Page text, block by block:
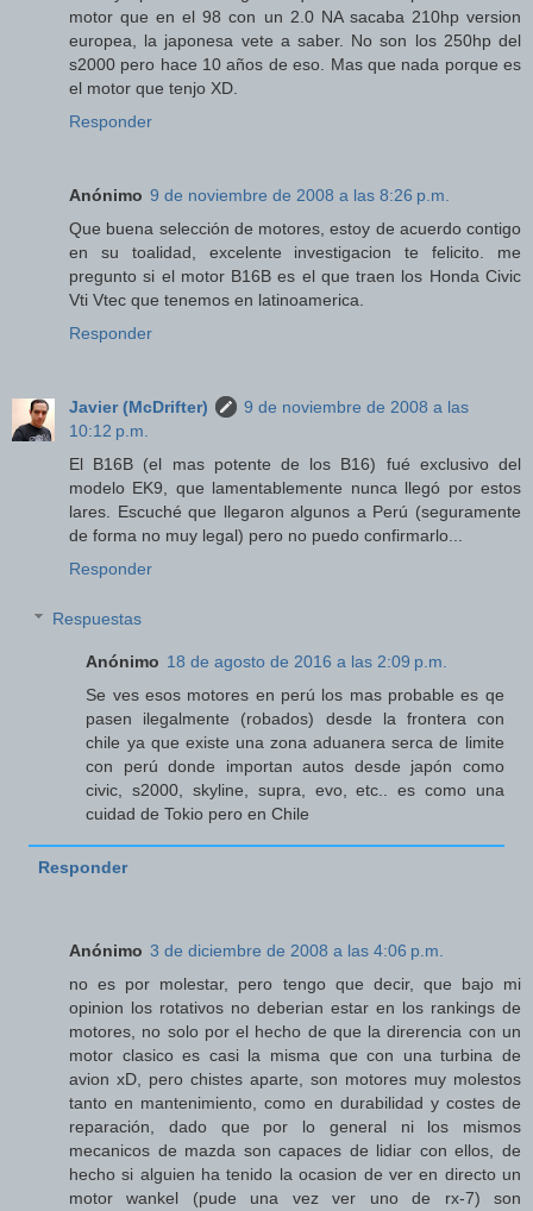
motor que en el 98 con un 2.0 NA sacaba 210hp version
europea, la japonesa vete a saber. No son los 250hp del
s2000 pero hace 10 años de eso. Mas que nada porque es
el motor que tenjo XD.
Responder
Anónimo 9 de noviembre de 2008 a las 8:26 p.m.
Que buena selección de motores, estoy de acuerdo contigo
en su toalidad, excelente investigacion te felicito. me
pregunto si el motor B16B es el que traen los Honda Civic
Vti Vtec que tenemos en latinoamerica.
Responder
Javier (McDrifter)
9 de noviembre de 2008 a las
10:12 p.m.
El B16B (el mas potente de los B16) fué exclusivo del
modelo EK9, que lamentablemente nunca llegó por estos
lares. Escuché que llegaron algunos a Perú (seguramente
de forma no muy legal) pero no puedo confirmarlo...
Responder
Respuestas
Anónimo 18 de agosto de 2016 a las 2:09 p.m.
Se ves esos motores en perú los mas probable es qe
pasen ilegalmente (robados) desde la frontera con
chile ya que existe una zona aduanera serca de limite
con perú donde importan autos desde japón como
civic, s2000, skyline, supra, evo, etc.. es como una
cuidad de Tokio pero en Chile
Responder
Anónimo 3 de diciembre de 2008 a las 4:06 p.m.
no es por molestar, pero tengo que decir, que bajo mi
opinion los rotativos no deberian estar en los rankings de
motores, no solo por el hecho de que la direrencia con un
motor clasico es casi la misma que con una turbina de
avion xD, pero chistes aparte, son motores muy molestos
tanto en mantenimiento, como en durabilidad y costes de
reparación, dado que por lo general ni los mismos
mecanicos de mazda son capaces de lidiar con ellos, de
hecho si alguien ha tenido la ocasion de ver en directo un
motor wankel (pude una vez ver uno de rx-7) son